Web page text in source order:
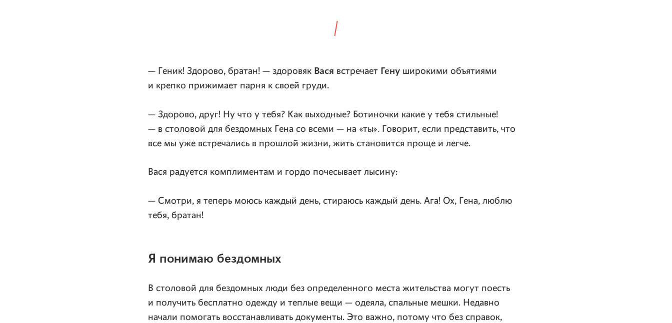
— Геник! Здорово, братан! — здоровяк Вася встречает Генуширокими объятиями
и крепко прижимает парня к своей груди.
— Здорово, друг! Ну что у тебя? Как выходные? Ботиночки какие у тебя стильные!
— в столовой для бездомных Гена со всеми — на «ты». Говорит, если представить, что
все мы уже встречались в прошлой жизни, жить становится проще и легче.
Вася радуется комплиментам и гордо почесывает лысину:
— Смотри, я теперь моюсь каждый день, стираюсь каждый день. Ага! Ох, Гена, люблю
тебя, братан!
Я понимаю бездомных
В столовой для бездомных люди без определенного места жительства могут поесть
и получить бесплатно одежду и теплые вещи — одеяла, спальные мешки. Недавно
начали помогать восстанавливать документы. Это важно, потому что без справок,